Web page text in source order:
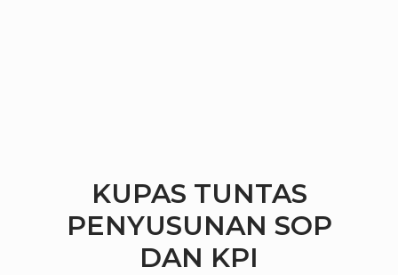
KUPAS TUNTAS
PENYUSUNAN SOP
DAN KPI